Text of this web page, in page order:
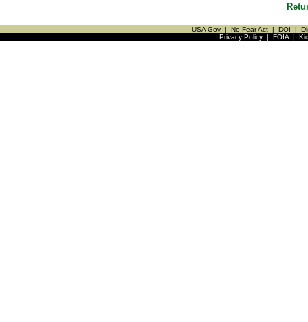
USA Gov | No Fear Act | DOI |
Privacy Policy| FOIA|